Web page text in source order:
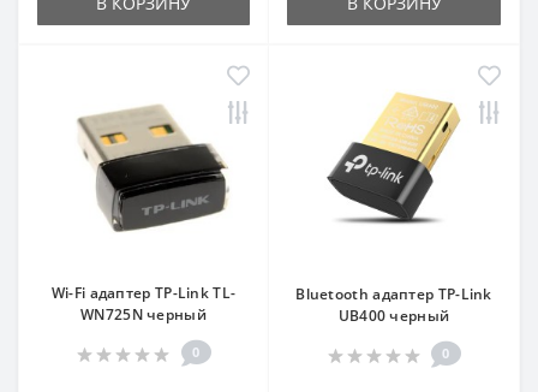
Wi-Fi адаптер TP-Link TL-
WN725N черный
0
Bluetooth адаптер TP-Link
UB400 черный
0